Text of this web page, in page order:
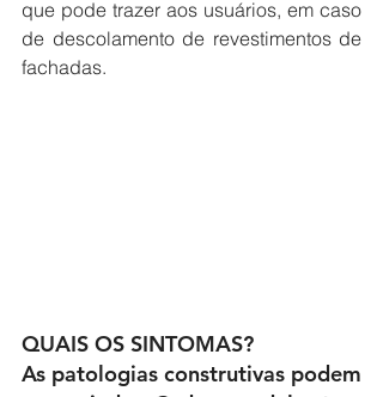
que pode trazer aos usuários, em caso
de descolamento de revestimentos de
fachadas.
QUAIS OS SINTOMAS?
As patologias construtivas podem